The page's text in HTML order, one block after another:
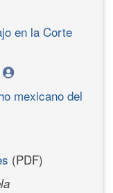
en la Corte
mexicano del
(PDF)